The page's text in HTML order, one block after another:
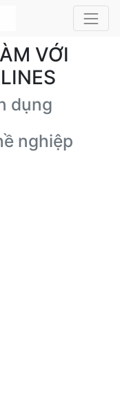
VỚI
dụng
nghiệp